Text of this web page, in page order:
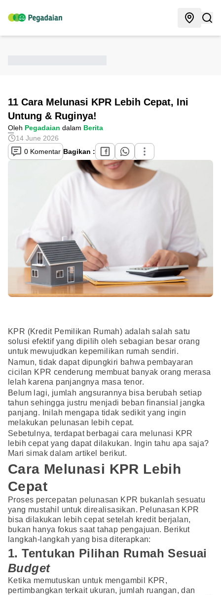
11 Cara Melunasi KPR Lebih Cepat, Ini
Untung & Ruginya!
Oleh Pegadaian dalam Berita
14 June 2026
0 Komentar Bagikan :
KPR (Kredit Pemilikan Rumah) adalah salah satu
solusi efektif yang dipilih oleh sebagian besar orang
untuk mewujudkan kepemilikan rumah sendiri.
Namun, tidak dapat dipungkiri bahwa pembayaran
cicilan KPR cenderung membuat banyak orang merasa
lelah karena panjangnya masa tenor.
Belum lagi, jumlah angsurannya bisa berubah setiap
tahun sehingga justru menjadi beban finansial jangka
panjang. Inilah mengapa tidak sedikit yang ingin
melakukan pelunasan lebih cepat.
Sebetulnya, terdapat berbagai cara melunasi KPR
lebih cepat yang dapat dilakukan. Ingin tahu apa saja?
Mari simak dalam artikel berikut.
Cara Melunasi KPR Lebih
Cepat
Proses percepatan pelunasan KPR bukanlah sesuatu
yang mustahil untuk direalisasikan. Pelunasan KPR
bisa dilakukan lebih cepat setelah kredit berjalan,
bukan hanya fokus saat tahap pengajuan. Berikut
langkah-langkah yang bisa diterapkan:
1. Tentukan Pilihan Rumah Sesuai
Budget
Ketika memutuskan untuk mengambil KPR,
pertimbangkan terkait ukuran, jumlah ruangan, dan